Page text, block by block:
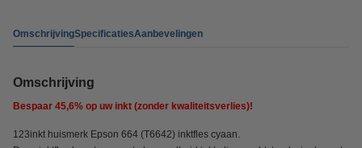
OmschrijvingSpecificatiesAanbevelingen
Omschrijving
Bespaar 45,6% op uw inkt (zonder kwaliteitsverlies)!
123inkt huismerk Epson 664 (T6642) inktfles cyaan.